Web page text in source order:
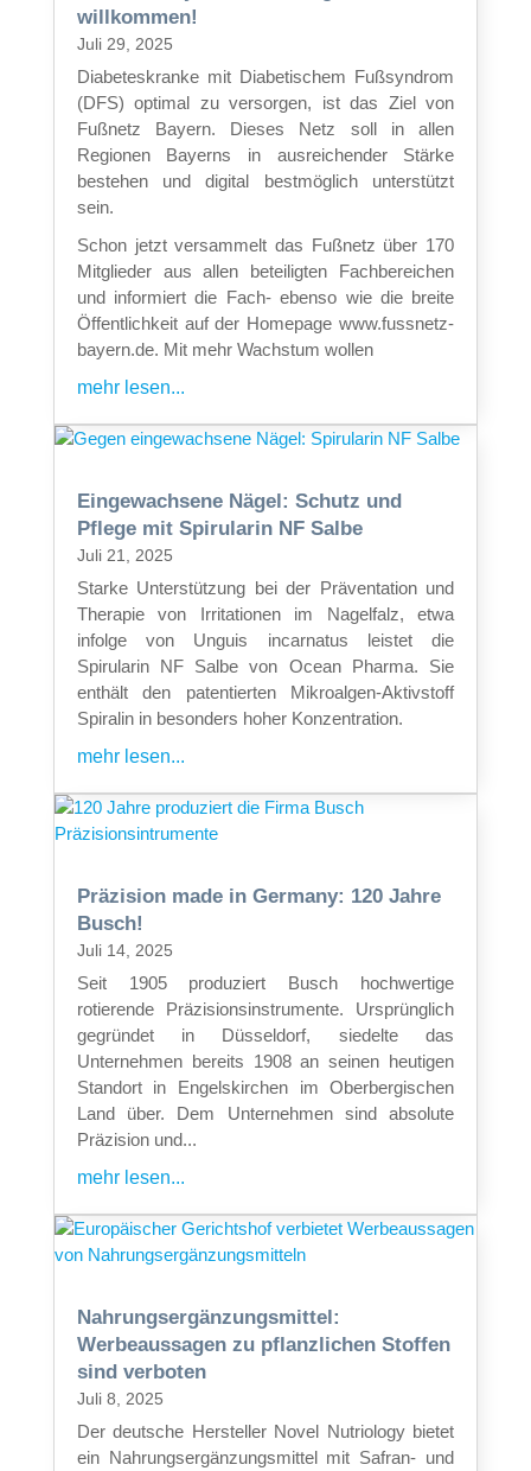
willkommen!
Juli 29, 2025
Diabeteskranke mit Diabetischem Fußsyndrom
(DFS) optimal zu versorgen, ist das Ziel von
Fußnetz Bayern. Dieses Netz soll in allen
Regionen Bayerns in ausreichender Stärke
bestehen und digital bestmöglich unterstützt
sein.
Schon jetzt versammelt das Fußnetz über 170
Mitglieder aus allen beteiligten Fachbereichen
und informiert die Fach- ebenso wie die breite
Öffentlichkeit auf der Homepage www.fussnetz-
bayern.de. Mit mehr Wachstum wollen
mehr lesen...
Eingewachsene Nägel: Schutz und
Pflege mit Spirularin NF Salbe
Juli 21, 2025
Starke Unterstützung bei der Präventation und
Therapie von Irritationen im Nagelfalz, etwa
infolge von Unguis incarnatus leistet die
Spirularin NF Salbe von Ocean Pharma. Sie
enthält den patentierten Mikroalgen-Aktivstoff
Spiralin in besonders hoher Konzentration.
mehr lesen...
Präzision made in Germany: 120 Jahre
Busch!
Juli 14, 2025
Seit 1905 produziert Busch hochwertige
rotierende Präzisionsinstrumente. Ursprünglich
gegründet in Düsseldorf, siedelte das
Unternehmen bereits 1908 an seinen heutigen
Standort in Engelskirchen im Oberbergischen
Land über. Dem Unternehmen sind absolute
Präzision und...
mehr lesen...
Nahrungsergänzungsmittel:
Werbeaussagen zu pflanzlichen Stoffen
sind verboten
Juli 8, 2025
Der deutsche Hersteller Novel Nutriology bietet
ein Nahrungsergänzungsmittel mit Safran- und